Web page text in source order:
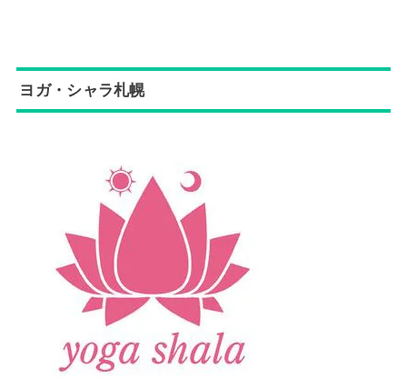
ヨガ・シャラ札幌